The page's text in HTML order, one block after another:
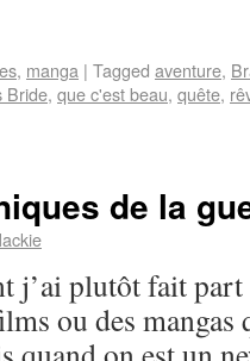
, manga | Tagged aventure,
Bride, que c'est beau, quête,
de la
j’ai plutôt fait
ou des